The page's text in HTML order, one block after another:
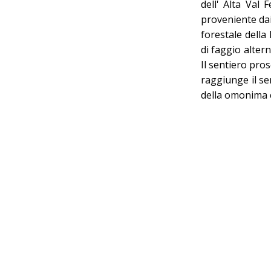
dell' Alta Val
proveniente
forestale della
di faggio
Il sentiero
raggiunge il
della omonima